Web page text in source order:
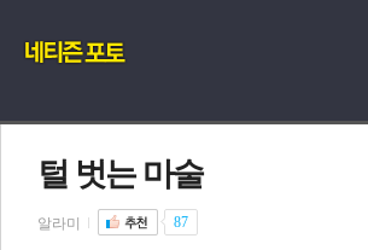
털 벗는 마술
알라미 87